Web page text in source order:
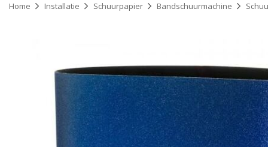
Home Installatie Schuurpapier Bandschuurmachine